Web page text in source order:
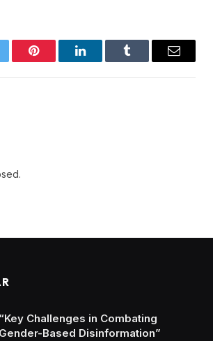
Pinterest LinkedInTumblr Email
“Key Challenges in Combating
Gender-Based Disinformation”